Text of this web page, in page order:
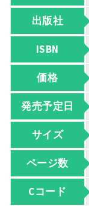
出版社
ISBN
価格
発売予定日
サイズ
ページ数
Cコード